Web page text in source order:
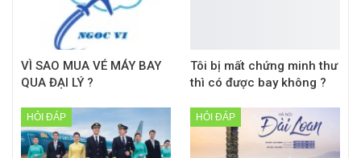
VÌ SAO MUA VÉ MÁY BAY
QUA ĐẠI LÝ ?
Tôi bị mất chứng minh thư
thì có được bay không ?
HỎI ĐÁP HỎI ĐÁP